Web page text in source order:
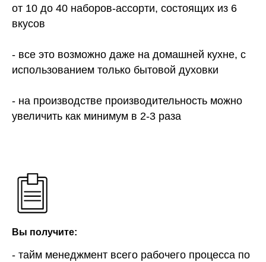
от 10 до 40 наборов-ассорти, состоящих из 6
вкусов
- все это возможно даже на домашней кухне, с
использованием только бытовой духовки
- на производстве производительность можно
увеличить как минимум в 2-3 раза
Вы получите:
- тайм менеджмент всего рабочего процесса по